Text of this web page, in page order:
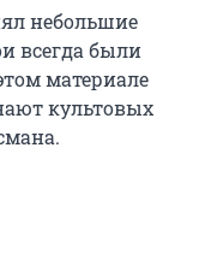
небольшие
всегда были
материале
культовых